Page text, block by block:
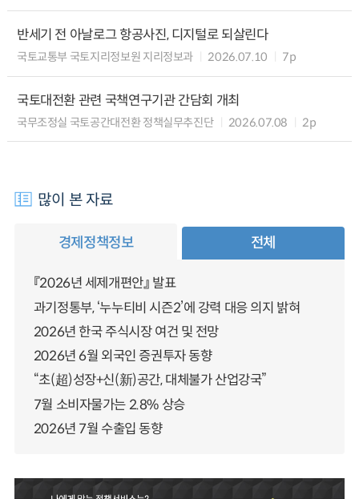
반세기 전 아날로그 항공사진, 디지털로 되살린다
국토교통부 국토지리정보원 지리정보과 2026.07.10 7p
국토대전환 관련 국책연구기관 간담회 개최
국무조정실 국토공간대전환 정책실무추진단 2026.07.08 2p
많이 본 자료
경제정책정보 전체
『2026년 세제개편안』 발표
과기정통부, ‘누누티비 시즌2’에 강력 대응 의지 밝혀
2026년 한국 주식시장 여건 및 전망
2026년 6월 외국인 증권투자 동향
“초(超)성장+신(新)공간, 대체불가 산업강국”
7월 소비자물가는 2.8% 상승
2026년 7월 수출입 동향